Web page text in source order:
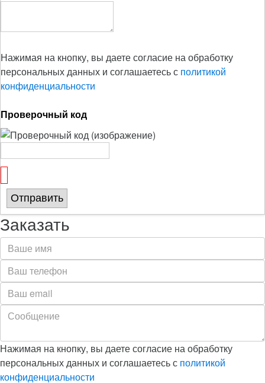
Нажимая на кнопку, вы даете согласие на обработку
персональных данных и соглашаетесь с политикой
конфиденциальности
Проверочный код
Отправить
Заказать
Нажимая на кнопку, вы даете согласие на обработку
персональных данных и соглашаетесь с политикой
конфиденциальности